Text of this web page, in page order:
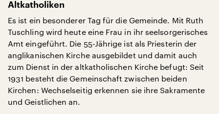
Altkatholiken
Es ist ein besonderer Tag für die Gemeinde. Mit Ruth
Tuschling wird heute eine Frau in ihr seelsorgerisches
Amt eingeführt. Die 55-Jährige ist als Priesterin der
anglikanischen Kirche ausgebildet und damit auch
zum Dienst in der altkatholischen Kirche befugt: Seit
1931 besteht die Gemeinschaft zwischen beiden
Kirchen: Wechselseitig erkennen sie ihre Sakramente
und Geistlichen an.